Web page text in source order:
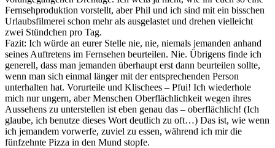
Fernsehproduktion vorstellt, aber Phil und ich sind mit ein bisschen
Urlaubsfilmerei schon mehr als ausgelastet und drehen vielleicht
zwei Stündchen pro Tag.
Fazit: Ich würde an eurer Stelle nie, nie, niemals jemanden anhand
seines Auftretens im Fernsehen beurteilen. Nie. Übrigens finde ich
generell, dass man jemanden überhaupt erst dann beurteilen sollte,
wenn man sich einmal länger mit der entsprechenden Person
unterhalten hat. Vorurteile und Klischees – Pfui! Ich wiederhole
mich nur ungern, aber Menschen Oberflächlichkeit wegen ihres
Aussehens zu unterstellen ist eben genau das – oberflächlich! (Ich
glaube, ich benutze dieses Wort deutlich zu oft…) Das ist, wie wenn
ich jemandem vorwerfe, zuviel zu essen, während ich mir die
fünfzehnte Pizza in den Mund stopfe.